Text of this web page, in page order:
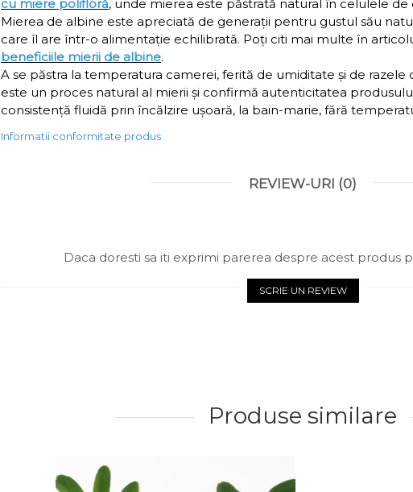
cu miere polifloră, unde mierea este păstrată natural în celulele
Mierea de albine este apreciată de generații pentru gustul său
care îl are într-o alimentație echilibrată. Poți citi mai multe în
beneficiile mierii de albine.
A se păstra la temperatura camerei, ferită de umiditate și de razele
este un proces natural al mierii și confirmă autenticitatea
consistență fluidă prin încălzire ușoară, la bain-marie, fără
Informatii conformitate produs
REVIEW-URI (0)
Daca doresti sa iti exprimi parerea despre acest produs
SCRIE UN REVIEW
Produse similare